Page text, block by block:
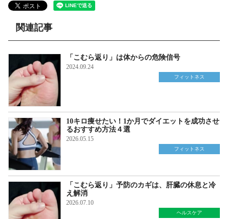
関連記事
「こむら返り」は体からの危険信号
2024.09.24
フィットネス
10キロ痩せたい！1か月でダイエットを成功させ
るおすすめ方法４選
2026.05.15
フィットネス
「こむら返り」予防のカギは、肝臓の休息と冷
え解消
2026.07.10
ヘルスケア